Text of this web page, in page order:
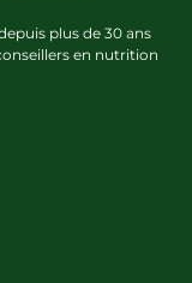
plus de 30 ans
en nutrition